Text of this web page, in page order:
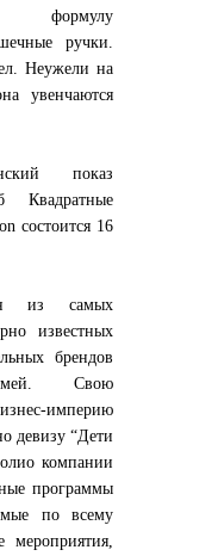
формулу
ручки.
Неужели на
увенчаются
показ
Квадратные
состоится 16
из самых
известных
брендов
Свою
империю
девизу “Дети
компании
программы
по всему